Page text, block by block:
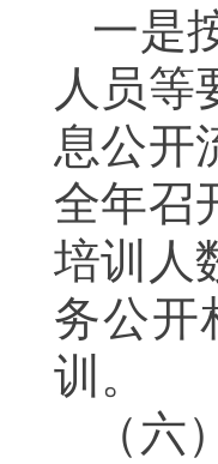
一是
人员等
息公开
全年召
培训人
务公开
训。
（